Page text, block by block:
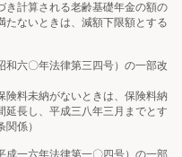
き計算される老齢基礎年金の額の
たないときは、減額下限額とする
六〇年法律第三四号）の一部改
料未納がないときは、保険料納
延長し、平成三八年三月までとす
係）